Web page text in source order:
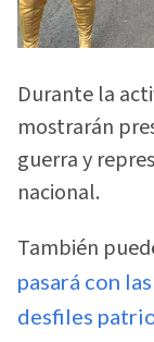
Durante la
mostrarán
guerra y
nacional.
También
pasará con
desfiles